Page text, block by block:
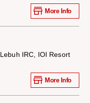
More Info
IRC, IOI Resort
More Info